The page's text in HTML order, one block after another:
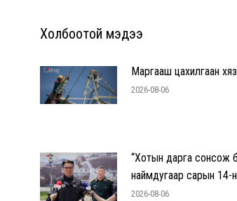
Холбоотой мэдээ
Маргааш цахилгаан
2026-08-06
“Хотын дарга сонсож
наймдугаар сарын 14-
2026-08-06